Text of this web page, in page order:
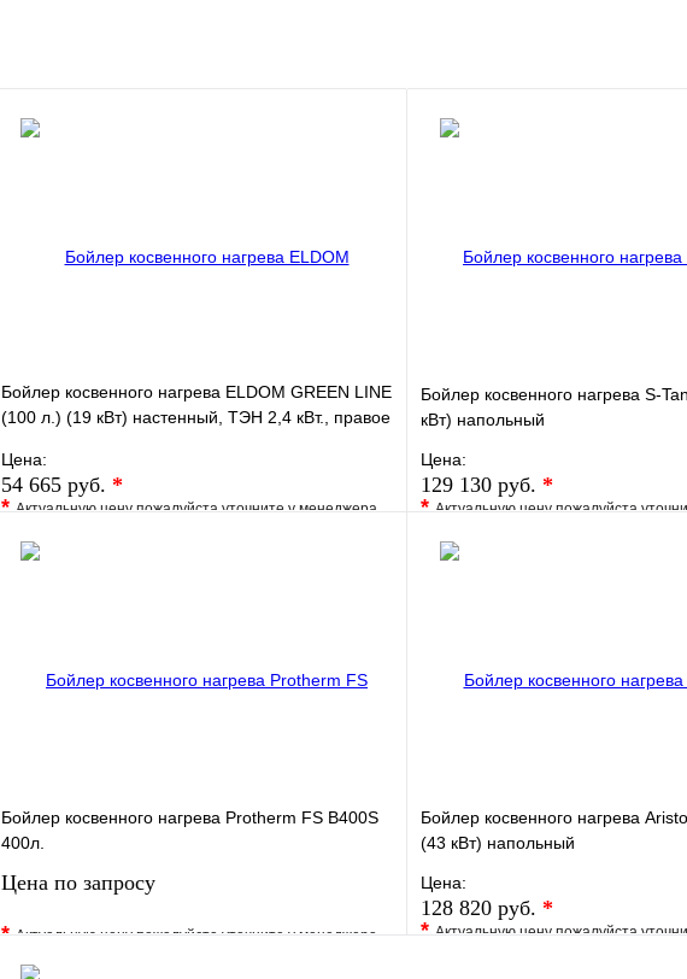
Бойлер косвенного нагрева ELDOM GREEN LINE
(100 л.) (19 кВт) настенный, ТЭН 2,4 кВт., правое
Цена:
54 665 руб. *
*Актуальную цену пожалуйста уточните у менеджера
В избранное
Бойлер косвенного нагрева S-
кВт) напольный
Цена:
129 130 руб. *
*Актуальную цену пожалуйста
В избранное
Бойлер косвенного нагрева Protherm FS B400S
400л.
Цена по запросу
*Актуальную цену пожалуйста уточните у менеджера
В избранное
Бойлер косвенного нагрева
(43 кВт) напольный
Цена:
128 820 руб. *
*Актуальную цену пожалуйста